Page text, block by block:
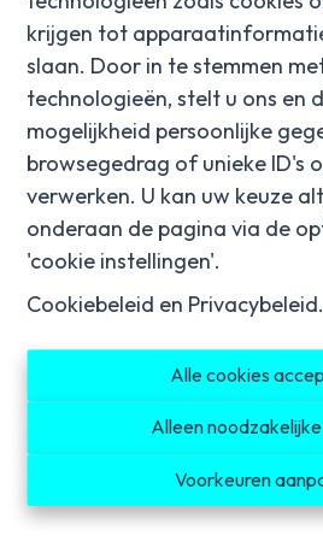
krijgen tot
slaan. Door in te stemmen
technologieën, stelt u ons en
mogelijkheid persoonlijke
browsegedrag of unieke ID's
verwerken. U kan uw keuze
onderaan de pagina via de
'cookie instellingen'.
Cookiebeleid en Privacybeleid.
Alle cookies
Alleen
Voorkeuren
8531 Hulste
info@property-
+32 56 96
Social
Te koop in
Te koop in
Te koop in
Te koop in
Te koop in
Te koop in
Te koop in